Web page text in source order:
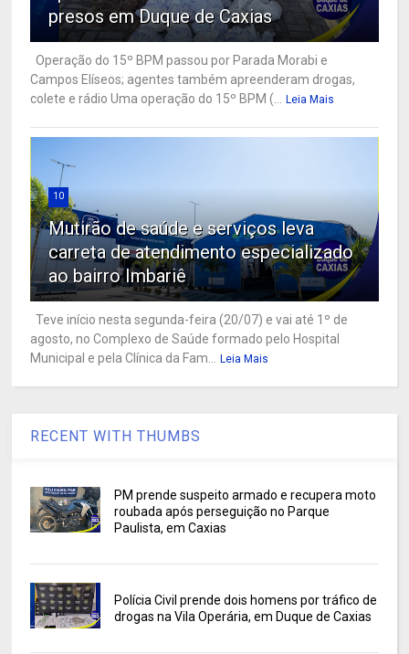
presos em Duque de Caxias
Operação do 15º BPM passou por Parada Morabi e
Campos Elíseos; agentes também apreenderam drogas,
colete e rádio Uma operação do 15º BPM (...
Leia Mais
10
Mutirão de saúde e serviços leva
carreta de atendimento especializado
ao bairro Imbariê
Teve início nesta segunda-feira (20/07) e vai até 1º de
agosto, no Complexo de Saúde formado pelo Hospital
Municipal e pela Clínica da Fam...
Leia Mais
RECENT WITH THUMBS
PM prende suspeito armado e recupera moto
roubada após perseguição no Parque
Paulista, em Caxias
Polícia Civil prende dois homens por tráfico de
drogas na Vila Operária, em Duque de Caxias